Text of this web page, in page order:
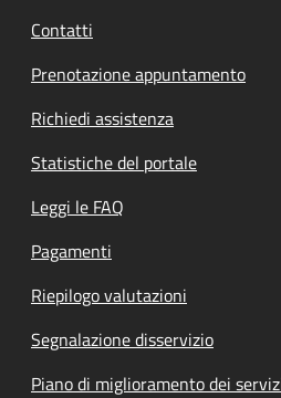
Contatti
Prenotazione appuntamento
Richiedi assistenza
Statistiche del portale
Leggi le FAQ
Pagamenti
Riepilogo valutazioni
Segnalazione disservizio
Piano di miglioramento dei